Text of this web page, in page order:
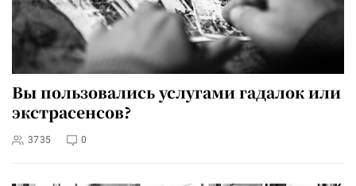
Вы пользовались услугами гадалок или
экстрасенсов?
3735 0